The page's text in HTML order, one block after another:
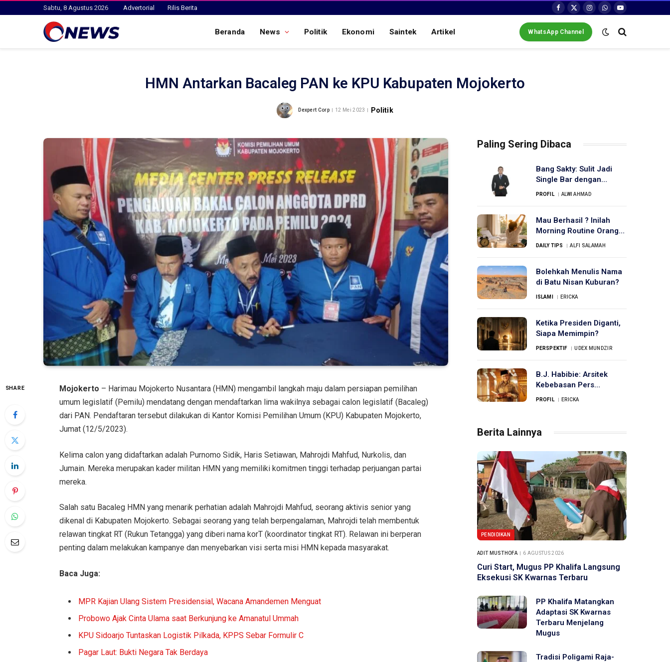
Sabtu, 8 Agustus 2026 Advertorial Rilis Berita
Facebook
X
(Twitter)
Instagram
WhatsApp
YouTube
Beranda News Politik Ekonomi Saintek Artikel WhatsApp Channel
HMN Antarkan Bacaleg PAN ke KPU Kabupaten Mojokerto
Dexpert Corp 12 Mei 2023 Politik
SHARE Mojokerto – Harimau Mojokerto Nusantara (HMN) mengambil langkah maju dalam persiapan pemilihan
umum legislatif (Pemilu) mendatang dengan mendaftarkan lima wakilnya sebagai calon legislatif (Bacaleg)
dari PAN. Pendaftaran tersebut dilakukan di Kantor Komisi Pemilihan Umum (KPU) Kabupaten Mojokerto,
Jumat (12/5/2023).
Kelima calon yang didaftarkan adalah Purnomo Sidik, Haris Setiawan, Mahrojdi Mahfud, Nurkolis, dan
Jumain. Mereka merupakan kader militan HMN yang memiliki komitmen tinggi terhadap perjuangan partai
mereka.
Salah satu Bacaleg HMN yang menarik perhatian adalah Mahrojdi Mahfud, seorang aktivis senior yang
dikenal di Kabupaten Mojokerto. Sebagai seorang yang telah berpengalaman, Mahrojdi telah membentuk
relawan tingkat RT (Rukun Tetangga) yang diberi nama korT (koordinator tingkat RT). Relawan ini berperan
penting dalam melakukan kampanye dan menyebarkan visi serta misi HMN kepada masyarakat.
Baca Juga:
MPR Kajian Ulang Sistem Presidensial, Wacana Amandemen Menguat
Probowo Ajak Cinta Ulama saat Berkunjung ke Amanatul Ummah
KPU Sidoarjo Tuntaskan Logistik Pilkada, KPPS Sebar Formulir C
Pagar Laut: Bukti Negara Tak Berdaya
Paling Sering Dibaca
Bang Sakty: Sulit Jadi
Single Bar dengan
Banyaknya Organisasi
PROFIL ALWI AHMAD
Mau Berhasil ? Inilah
Morning Routine Orang
Sukses
DAILY TIPS ALFI SALAMAH
Bolehkah Menulis Nama
di Batu Nisan Kuburan?
ISLAMI ERICKA
Ketika Presiden Diganti,
Siapa Memimpin?
PERSPEKTIF UDEX MUNDZIR
B.J. Habibie: Arsitek
Kebebasan Pers
Indonesia
PROFIL ERICKA
Berita Lainnya
PENDIDIKAN
ADIT MUSTHOFA 6 AGUSTUS 2026
Curi Start, Mugus PP Khalifa Langsung
Eksekusi SK Kwarnas Terbaru
PP Khalifa Matangkan
Adaptasi SK Kwarnas
Terbaru Menjelang
Mugus
Tradisi Poligami Raja-